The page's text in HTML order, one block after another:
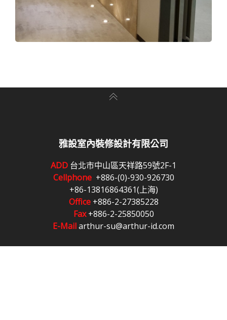
雅設室內裝修設計有限公司
ADD 台北市中山區天祥路59號2F-1
Cellphone +886-(0)-930-926730
+86-13816864361(上海)
Office+886-2-27385228
Fax+886-2-25850050
E-Mailarthur-su@arthur-id.com